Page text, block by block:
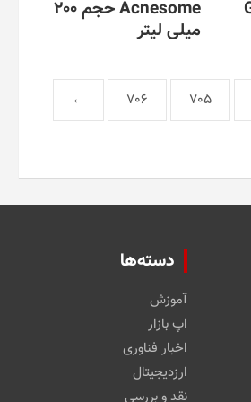
Acnesome حجم 200
میلی لیتر
705
706
←
دسته‌ها
آموزش
اپ بازار
اخبار فناوری
ارزدیجیتال
نقد و بررسی